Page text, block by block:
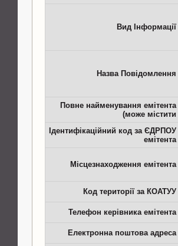
Вид Інформації
Назва Повідомлення
Повне найменування емітента
(може містити
Ідентифікаційний код за ЄДРПОУ
емітента
Місцезнаходження емітента
Код території за КОАТУУ
Телефон керівника емітента
Електронна поштова адреса